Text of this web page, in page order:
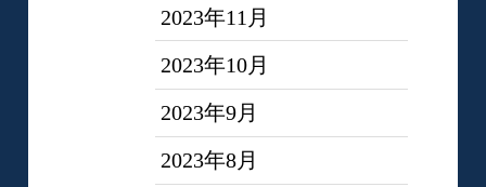
2023年11月
2023年10月
2023年9月
2023年8月